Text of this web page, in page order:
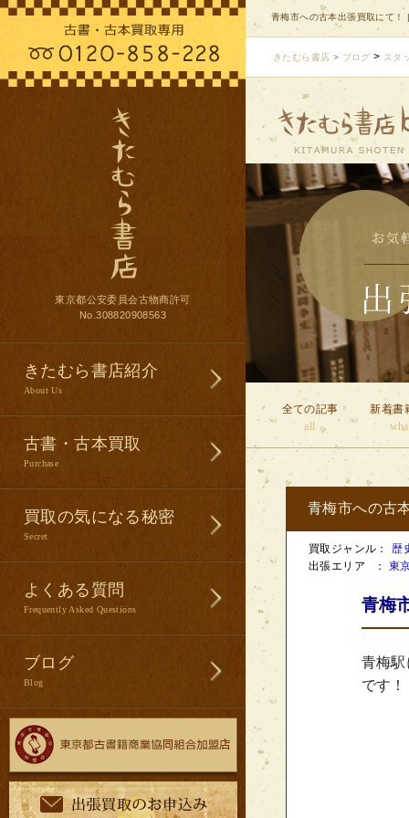
青梅市への古本出張買取にて！
きたむら書店 > ブログ > スタ
全ての記事
all
新着書
青梅市への古
買取ジャンル： 歴
出張エリア ： 東
青梅
青梅
です！
東京都公安委員会古物商許可
No.308820908563
きたむら書店紹介
About Us
古書・古本買取
Purchase
買取の気になる秘密
Secret
よくある質問
Frequently Asked Questions
ブログ
Blog